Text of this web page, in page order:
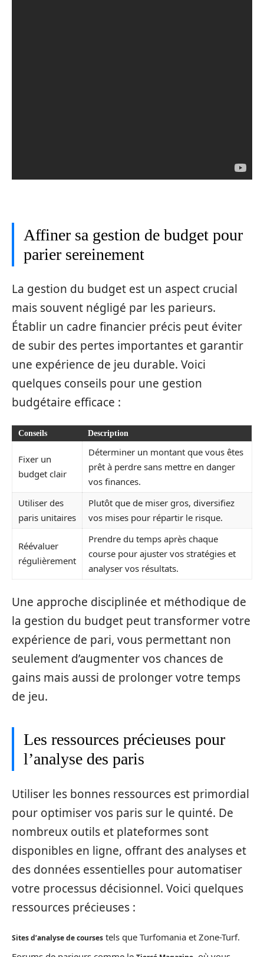
Affiner sa gestion de budget pour
parier sereinement
La gestion du budget est un aspect crucial
mais souvent négligé par les parieurs.
Établir un cadre financier précis peut éviter
de subir des pertes importantes et garantir
une expérience de jeu durable. Voici
quelques conseils pour une gestion
budgétaire efficace :
Conseils Description
Fixer un
budget clair
Déterminer un montant que vous êtes
prêt à perdre sans mettre en danger
vos finances.
Utiliser des
paris unitaires
Plutôt que de miser gros, diversifiez
vos mises pour répartir le risque.
Réévaluer
régulièrement
Prendre du temps après chaque
course pour ajuster vos stratégies et
analyser vos résultats.
Une approche disciplinée et méthodique de
la gestion du budget peut transformer votre
expérience de pari, vous permettant non
seulement d’augmenter vos chances de
gains mais aussi de prolonger votre temps
de jeu.
Les ressources précieuses pour
l’analyse des paris
Utiliser les bonnes ressources est primordial
pour optimiser vos paris sur le quinté. De
nombreux outils et plateformes sont
disponibles en ligne, offrant des analyses et
des données essentielles pour automatiser
votre processus décisionnel. Voici quelques
ressources précieuses :
Sites d’analyse de courses tels que Turfomania et Zone-Turf.